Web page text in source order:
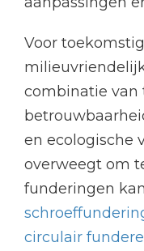
Voor
combinatie van
en ecologische
overweegt om
funderingen
circulair